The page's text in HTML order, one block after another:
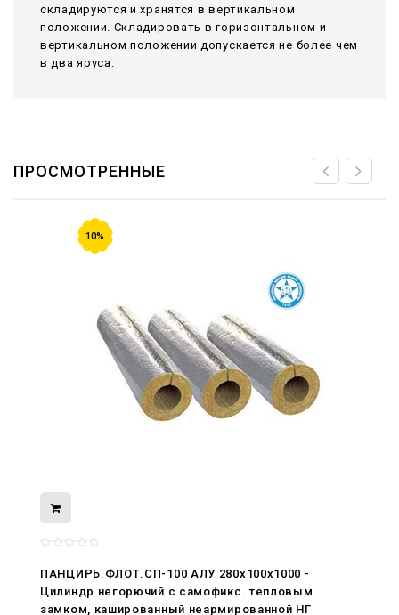
складируются и хранятся в вертикальном
положении. Складировать в горизонтальном и
вертикальном положении допускается не более чем
в два яруса.
ПРОСМОТРЕННЫЕ
10%
ПАНЦИРЬ.ФЛОТ.СП-100 АЛУ 280x100x1000 -
Цилиндр негорючий c самофикс. тепловым
замком, кашированный неармированной НГ
С Днём Победы. Память, которая с